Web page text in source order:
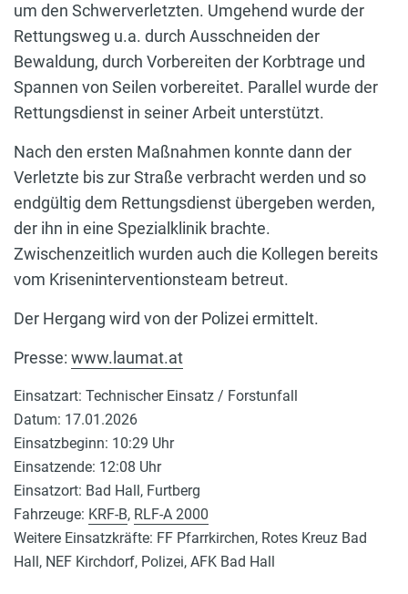
um den Schwerverletzten. Umgehend wurde der
Rettungsweg u.a. durch Ausschneiden der
Bewaldung, durch Vorbereiten der Korbtrage und
Spannen von Seilen vorbereitet. Parallel wurde der
Rettungsdienst in seiner Arbeit unterstützt.
Nach den ersten Maßnahmen konnte dann der
Verletzte bis zur Straße verbracht werden und so
endgültig dem Rettungsdienst übergeben werden,
der ihn in eine Spezialklinik brachte.
Zwischenzeitlich wurden auch die Kollegen bereits
vom Kriseninterventionsteam betreut.
Der Hergang wird von der Polizei ermittelt.
Presse: www.laumat.at
Einsatzart: Technischer Einsatz / Forstunfall
Datum: 17.01.2026
Einsatzbeginn: 10:29 Uhr
Einsatzende: 12:08 Uhr
Einsatzort: Bad Hall, Furtberg
Fahrzeuge: KRF-B, RLF-A 2000
Weitere Einsatzkräfte: FF Pfarrkirchen, Rotes Kreuz Bad
Hall, NEF Kirchdorf, Polizei, AFK Bad Hall